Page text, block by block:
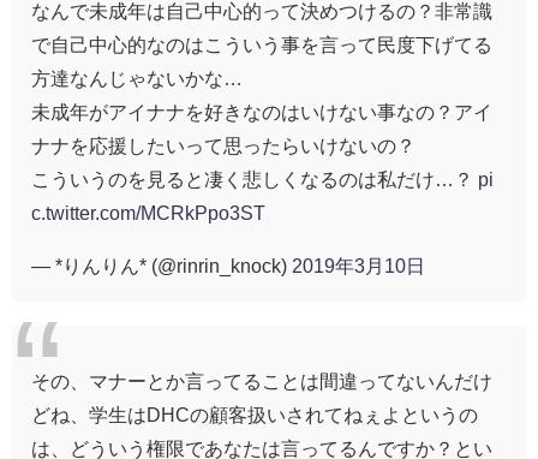
なんで未成年は自己中心的って決めつけるの？非常識
で自己中心的なのはこういう事を言って民度下げてる
方達なんじゃないかな…
未成年がアイナナを好きなのはいけない事なの？アイ
ナナを応援したいって思ったらいけないの？
こういうのを見ると凄く悲しくなるのは私だけ…？ pi
c.twitter.com/MCRkPpo3ST
— *りんりん* (@rinrin_knock) 2019年3月10日
その、マナーとか言ってることは間違ってないんだけ
どね、学生はDHCの顧客扱いされてねぇよというの
は、どういう権限であなたは言ってるんですか？とい